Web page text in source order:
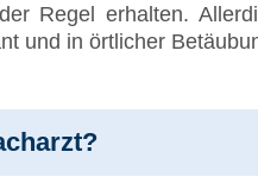
Regel erhalten.
und in örtlicher